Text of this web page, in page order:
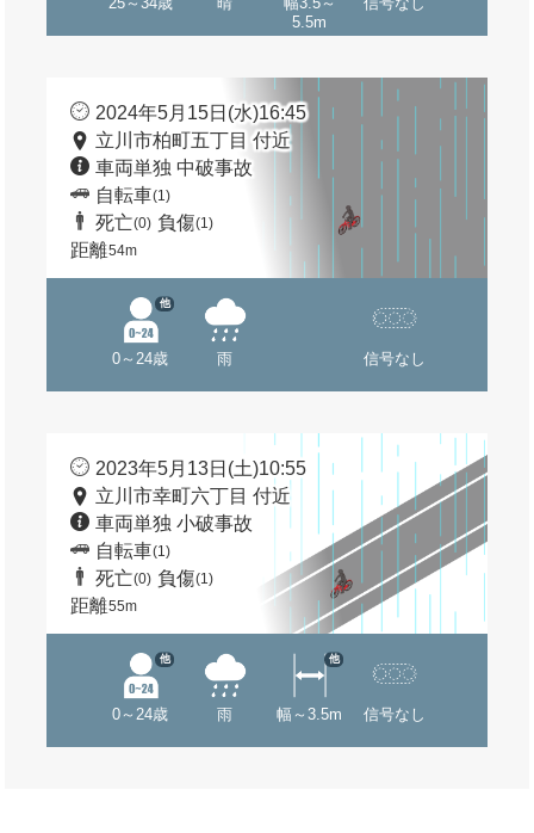
5.5m
2024年5月15日(水)16:45
立川市柏町五丁目 付近
車両単独 中破事故
自転車(1)
死亡(0) 負傷(1)
距離54m
0～24歳
他
雨 信号なし
2023年5月13日(土)10:55
立川市幸町六丁目 付近
車両単独 小破事故
自転車(1)
死亡(0) 負傷(1)
距離55m
0～24歳
他
雨 幅～3.5m
他
信号なし